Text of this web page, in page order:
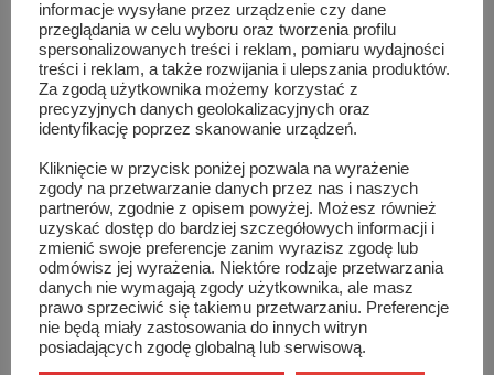
Nauczanie przez doświadczanie
informacje wysyłane przez urządzenie czy dane
przeglądania w celu wyboru oraz tworzenia profilu
spersonalizowanych treści i reklam, pomiaru wydajności
treści i reklam, a także rozwijania i ulepszania produktów.
Za zgodą użytkownika możemy korzystać z
precyzyjnych danych geolokalizacyjnych oraz
identyfikację poprzez skanowanie urządzeń.
Kliknięcie w przycisk poniżej pozwala na wyrażenie
zgody na przetwarzanie danych przez nas i naszych
partnerów, zgodnie z opisem powyżej. Możesz również
uzyskać dostęp do bardziej szczegółowych informacji i
zmienić swoje preferencje zanim wyrazisz zgodę lub
odmówisz jej wyrażenia. Niektóre rodzaje przetwarzania
danych nie wymagają zgody użytkownika, ale masz
prawo sprzeciwić się takiemu przetwarzaniu. Preferencje
nie będą miały zastosowania do innych witryn
posiadających zgodę globalną lub serwisową.